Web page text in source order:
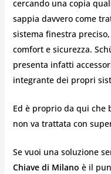
cercando una copia
sappia davvero come
sistema finestra
comfort e sicurezza.
presenta infatti
integrante dei propri
Ed è proprio da qui che
non va trattata con
Se vuoi una soluzione
Chiave di Milano è il